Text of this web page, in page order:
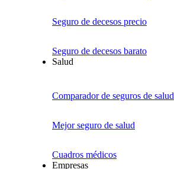
Seguro de decesos precio
Seguro de decesos barato
Salud
Comparador de seguros de salud
Mejor seguro de salud
Cuadros médicos
Empresas